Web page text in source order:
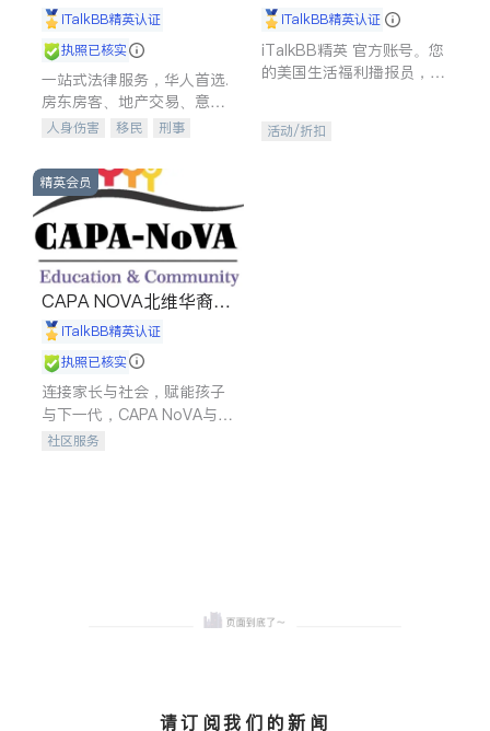
iTalkBB精英认证
执照已核实
一站式法律服务，华人首选.
房东房客、地产交易、意外
伤害、车祸重伤、商业诉
建筑合同、刑事案件全包办
人身伤害 移民
刑事
信托/遗嘱
商业
索赔
律师-其它 保释
iTalkBB精英认证
iTalkBB精英 官方账号。您
的美国生活福利播报员，精
专属福利。
活动/折扣
精英会员
CAPA NOVA北维华裔家
长会iTalkBB精英认证
执照已核实
连接家长与社会，赋能孩子
与下一代，CAPA NoVA与您
携手建设包容、公平、充满
社区服务
请订阅我们的新闻